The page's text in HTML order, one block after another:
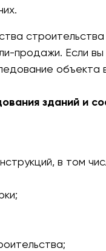
продажи. Если
зданий и
в том